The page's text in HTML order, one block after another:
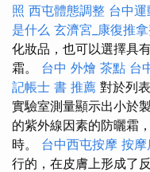
照 西屯體態調整 台中
是什么 玄濟宮_康復推
化妝品，也可以選擇具
霜。 台中 外燴 茶點 台
記帳士 書 推薦 對於列
實驗室測量顯示出小於
的紫外線因素的防曬霜
時。 台中西屯按摩 按摩
行的，在皮膚上形成了